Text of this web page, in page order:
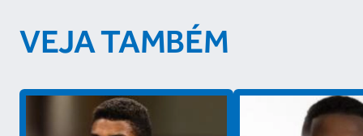
VEJA TAMBÉM